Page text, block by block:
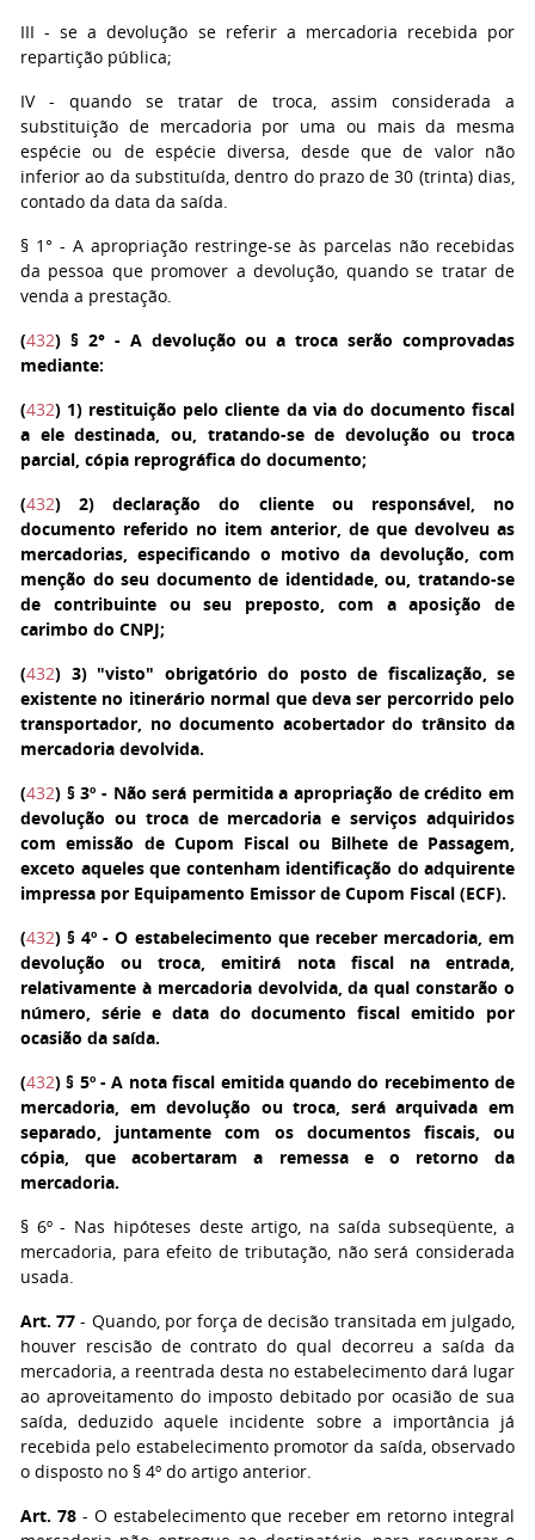
III - se a devolução se referir a mercadoria recebida por
repartição pública;
IV- quando se tratar de troca, assim considerada a
substituição de mercadoria por uma ou mais da mesma
espécie ou de espécie diversa, desde que de valor não
inferior ao da substituída, dentro do prazo de 30 (trinta) dias,
contado da data da saída.
§ 1° - A apropriação restringe-se às parcelas não recebidas
da pessoa que promover a devolução, quando se tratar de
venda a prestação.
(432) § 2°- A devolução ou a troca serão comprovadas
mediante:
(432) 1) restituição pelo cliente da via do documento fiscal
a ele destinada, ou, tratando-se de devolução ou troca
parcial, cópia reprográfica do documento;
(432)2) declaração do cliente ou responsável, no
documento referido no item anterior, de que devolveu as
mercadorias, especificando o motivo da devolução, com
menção do seu documento de identidade, ou, tratando-se
de contribuinte ou seu preposto, com a aposição de
carimbo do CNPJ;
(432) 3) "visto" obrigatório do posto de fiscalização, se
existente no itinerário normal que deva ser percorrido pelo
transportador, no documento acobertador do trânsito da
mercadoria devolvida.
(432) § 3º - Não será permitida a apropriação de crédito em
devolução ou troca de mercadoria e serviços adquiridos
com emissão de Cupom Fiscal ou Bilhete de Passagem,
exceto aqueles que contenham identificação do adquirente
impressa por Equipamento Emissor de Cupom Fiscal (ECF).
(432)§ 4º - O estabelecimento que receber mercadoria, em
devolução ou troca, emitirá nota fiscal na entrada,
relativamente à mercadoria devolvida, da qual constarão o
número, série e data do documento fiscal emitido por
ocasião da saída.
(432)§ 5º- A nota fiscal emitida quando do recebimento de
mercadoria, em devolução ou troca, será arquivada em
separado, juntamente com os documentos fiscais, ou
cópia, que acobertaram a remessa e o retorno da
mercadoria.
§ 6º- Nas hipóteses deste artigo, na saída subseqüente, a
mercadoria, para efeito de tributação, não será considerada
usada.
Art. 77 - Quando, por força de decisão transitada em julgado,
houver rescisão de contrato do qual decorreu a saída da
mercadoria, a reentrada desta no estabelecimento dará lugar
ao aproveitamento do imposto debitado por ocasião de sua
saída, deduzido aquele incidente sobre a importância já
recebida pelo estabelecimento promotor da saída, observado
o disposto no § 4º do artigo anterior.
Art. 78- O estabelecimento que receber em retorno integral